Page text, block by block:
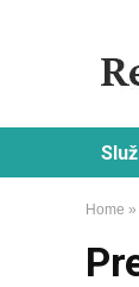
Home »